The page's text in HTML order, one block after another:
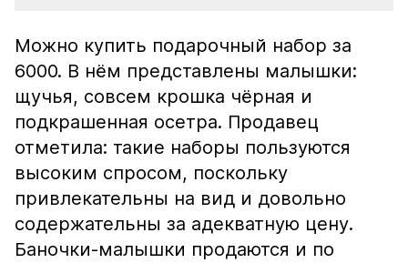
Можно купить подарочный набор за
6000. В нём представлены малышки:
щучья, совсем крошка чёрная и
подкрашенная осетра. Продавец
отметила: такие наборы пользуются
высоким спросом, поскольку
привлекательны на вид и довольно
содержательны за адекватную цену.
Баночки-малышки продаются и по